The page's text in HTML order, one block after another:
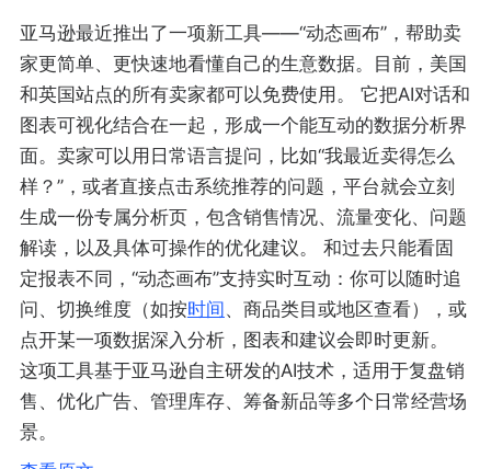
亚马逊最近推出了一项新工具——“动态画布”，帮助卖
家更简单、更快速地看懂自己的生意数据。目前，美国
和英国站点的所有卖家都可以免费使用。 它把AI对话和
图表可视化结合在一起，形成一个能互动的数据分析界
面。卖家可以用日常语言提问，比如“我最近卖得怎么
样？”，或者直接点击系统推荐的问题，平台就会立刻
生成一份专属分析页，包含销售情况、流量变化、问题
解读，以及具体可操作的优化建议。 和过去只能看固
定报表不同，“动态画布”支持实时互动：你可以随时追
问、切换维度（如按时间、商品类目或地区查看），或
点开某一项数据深入分析，图表和建议会即时更新。
这项工具基于亚马逊自主研发的AI技术，适用于复盘销
售、优化广告、管理库存、筹备新品等多个日常经营场
景。